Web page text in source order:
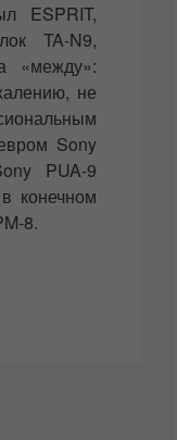
ESPRIT,
TA-N9,
«между»:
не
Sony
PUA-9
конечном
8.